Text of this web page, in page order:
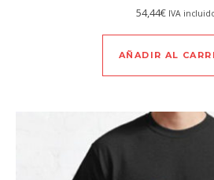
54,44€ IVA
AÑADIR AL